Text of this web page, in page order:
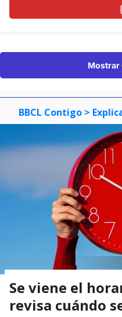
Mostrar
BBCL Contigo >
Se viene el
revisa cuándo